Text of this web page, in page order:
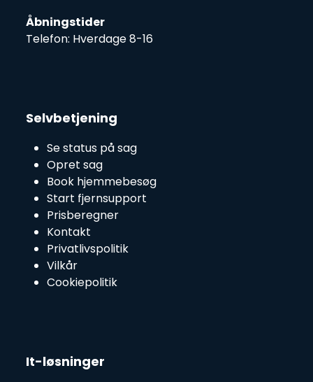
Åbningstider
Telefon: Hverdage 8-16
Selvbetjening
Se status på sag
Opret sag
Book hjemmebesøg
Start fjernsupport
Prisberegner
Kontakt
Privatlivspolitik
Vilkår
Cookiepolitik
It-løsninger